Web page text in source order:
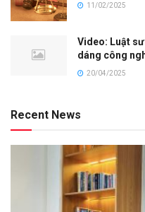
11/02/2025
Video: Luật
dáng công
20/04/2025
Recent News